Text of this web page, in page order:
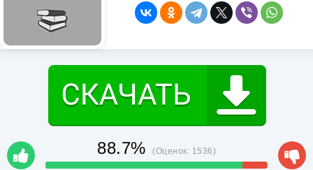
88.7% (Оценок: 1536)